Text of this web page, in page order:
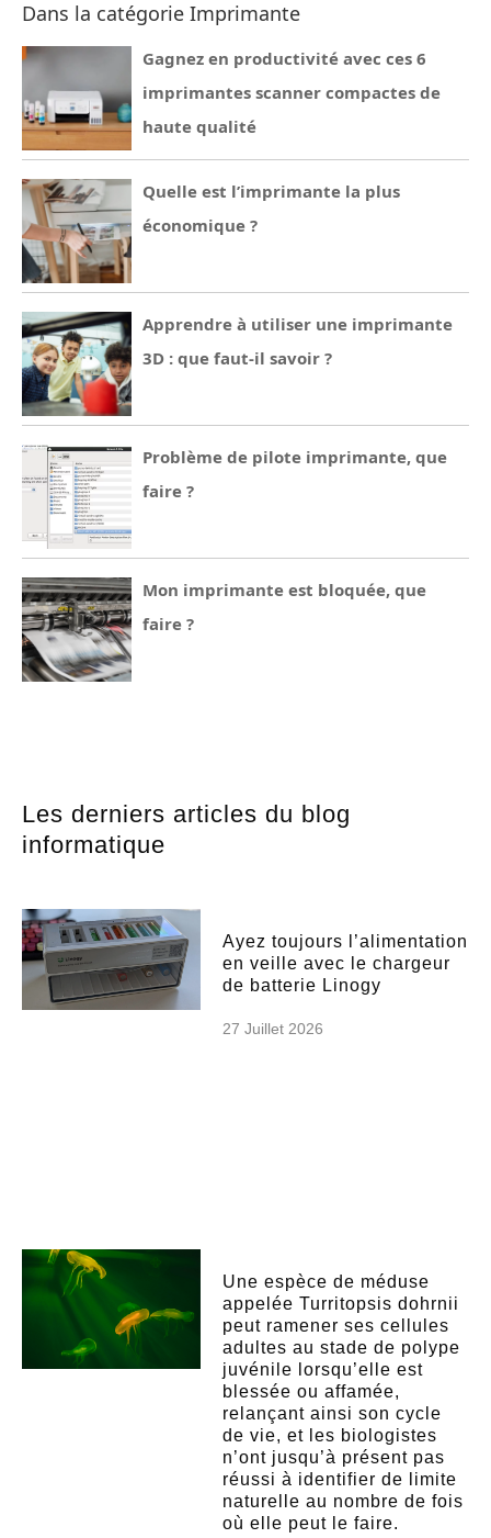
Dans la catégorie Imprimante
Gagnez en productivité avec ces 6
imprimantes scanner compactes de
haute qualité
Quelle est l’imprimante la plus
économique ?
Apprendre à utiliser une imprimante
3D : que faut-il savoir ?
Problème de pilote imprimante, que
faire ?
Mon imprimante est bloquée, que
faire ?
Les derniers articles du blog
informatique
Ayez toujours l’alimentation
en veille avec le chargeur
de batterie Linogy
27 Juillet 2026
Une espèce de méduse
appelée Turritopsis dohrnii
peut ramener ses cellules
adultes au stade de polype
juvénile lorsqu’elle est
blessée ou affamée,
relançant ainsi son cycle
de vie, et les biologistes
n’ont jusqu’à présent pas
réussi à identifier de limite
naturelle au nombre de fois
où elle peut le faire.